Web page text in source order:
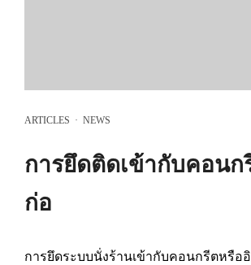
ARTICLES · NEWS
การยึดติดเข้ากับคอนก
ก่อ
การยึดระบบนั่งร้านเข้ากับคอนกรีตหรือ